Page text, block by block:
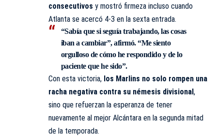
consecutivos y mostró firmeza incluso cuando
Atlanta se acercó 4-3 en la sexta entrada.
“Sabía que si seguía trabajando, las cosas
iban a cambiar”, afirmó. “Me siento
orgulloso de cómo he respondido y de lo
paciente que he sido”.
Con esta victoria, los Marlins no solo rompen una
racha negativa contra su némesis divisional,
sino que refuerzan la esperanza de tener
nuevamente al mejor Alcántara en la segunda mitad
de la temporada.